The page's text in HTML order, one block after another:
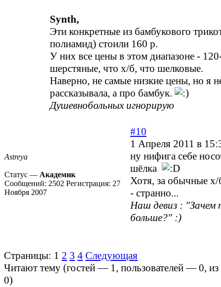
Synth,
Эти конкретные из бамбукового
полиамид) стоили 160 р.
У них все цены в этом диапазоне -
шерстяные, что х/б, что шелковые.
Наверно, не самые низкие цены, но я
рассказывала, а про бамбук.
Душевнобольных игнорирую
Astreya
Статус — Академик
Сообщений: 2502 Регистрация: 27
Ноября 2007
#10
1 Апреля 2011 в
ну нифига себе
шёлка
Хотя, за обычные х/
- странно...
Наш девиз : "Зачем
больше?" :)
Страницы: 1 2 3 4 Следующая
Читают тему (гостей — 1, пользователей —0,
0)